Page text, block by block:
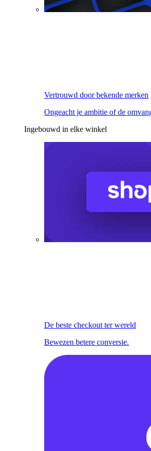
Vertrouwd door bekende merken
Ongeacht je ambitie of de
Ingebouwd in elke winkel
De beste checkout ter wereld
Bewezen betere conversie.